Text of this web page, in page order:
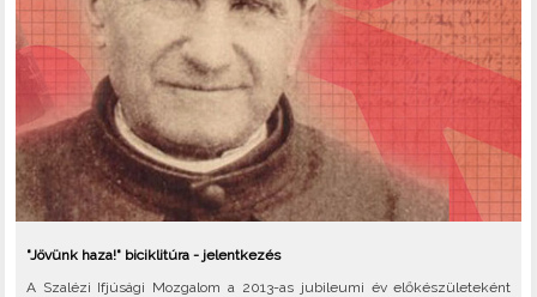
"Jövünk haza!" biciklitúra - jelentkezés
A Szalézi Ifjúsági Mozgalom a 2013-as jubileumi év előkészületeként